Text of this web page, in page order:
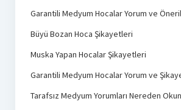
Garantili Medyum Hocalar Yorum ve
Büyü Bozan Hoca Şikayetleri
Muska Yapan Hocalar Şikayetleri
Garantili Medyum Hocalar Yorum ve
Tarafsız Medyum Yorumları Nereden